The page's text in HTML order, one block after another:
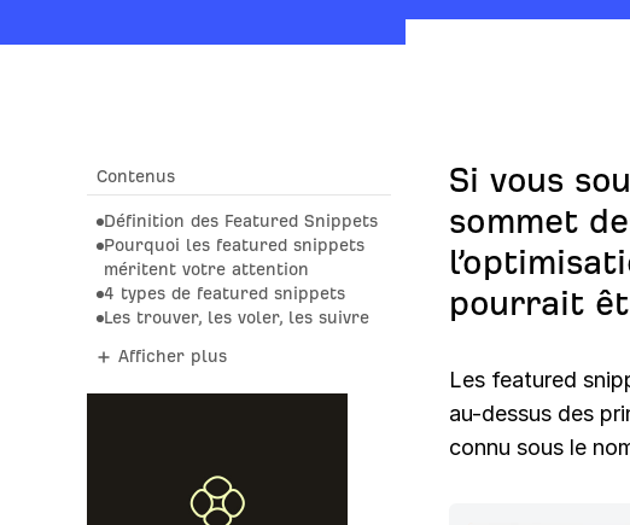
Contenus
Définition des Featured Snippets
Pourquoi les featured snippets
méritent votre attention
4 types de featured snippets
Les trouver, les voler, les suivre
Afficher plus
Si vous
sommet
pourrait
Les featured
au-dessus des
connu sous le